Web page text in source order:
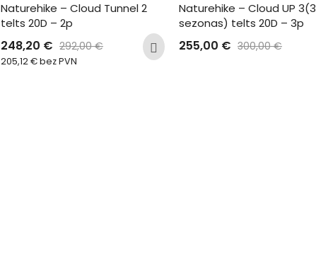
Naturehike – Cloud Tunnel 2
telts 20D – 2p
248,20 € 292,00€
205,12€bez PVN
Naturehike – Cloud UP 3(3
sezonas) telts 20D – 3p
255,00 € 300,00€